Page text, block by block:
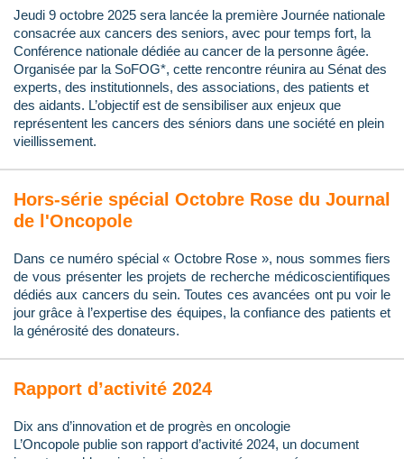
Jeudi 9 octobre 2025 sera lancée la première Journée nationale
consacrée aux cancers des seniors, avec pour temps fort, la
Conférence nationale dédiée au cancer de la personne âgée.
Organisée par la SoFOG*, cette rencontre réunira au Sénat des
experts, des institutionnels, des associations, des patients et
des aidants. L’objectif est de sensibiliser aux enjeux que
représentent les cancers des séniors dans une société en plein
vieillissement.
Hors-série spécial Octobre Rose du Journal
de l'Oncopole
Dans ce numéro spécial « Octobre Rose », nous sommes fiers
de vous présenter les projets de recherche médicoscientifiques
dédiés aux cancers du sein. Toutes ces avancées ont pu voir le
jour grâce à l’expertise des équipes, la confiance des patients et
la générosité des donateurs.
Rapport d’activité 2024
Dix ans d’innovation et de progrès en oncologie
L’Oncopole publie son rapport d’activité 2024, un document